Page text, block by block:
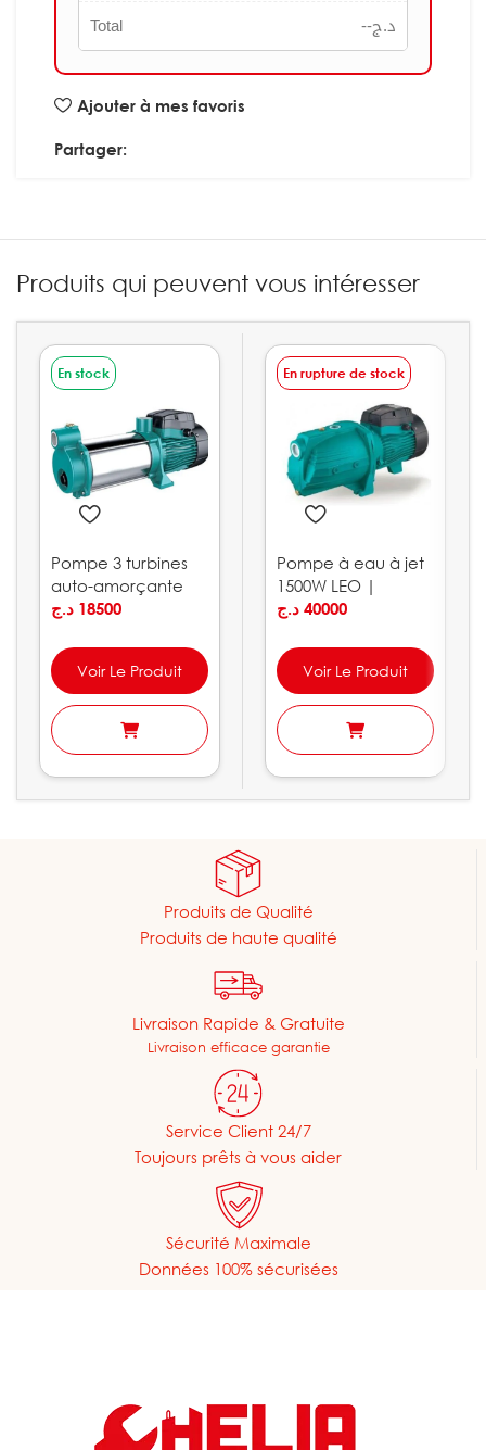
Total --د.ج
Ajouter à mes favoris
Partager:
Produits qui peuvent vous intéresser
En stock
Pompe 3 turbines
auto-amorçante
LEO | ACSm100S
18500 د.ج
Voir Le Produit
En rupture de stock
Pompe à eau à jet
1500W LEO |
AJm150L
40000 د.ج
Voir Le Produit
Produits de Qualité
Produits de haute qualité
Livraison Rapide & Gratuite
Livraison efficace garantie
Service Client 24/7
Toujours prêts à vous aider
Sécurité Maximale
Données 100% sécurisées